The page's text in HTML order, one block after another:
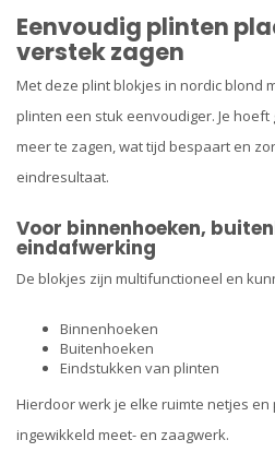
Eenvoudig plinten
verstek zagen
Met deze plint blokjes in nordic blond
plinten een stuk eenvoudiger. Je
meer te zagen, wat tijd bespaart en
eindresultaat.
Voor binnenhoeken,
eindafwerking
De blokjes zijn multifunctioneel en
Binnenhoeken
Buitenhoeken
Eindstukken van plinten
Hierdoor werk je elke ruimte netjes
ingewikkeld meet- en zaagwerk.